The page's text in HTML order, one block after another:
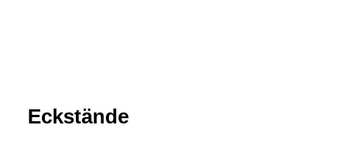
Eckstände